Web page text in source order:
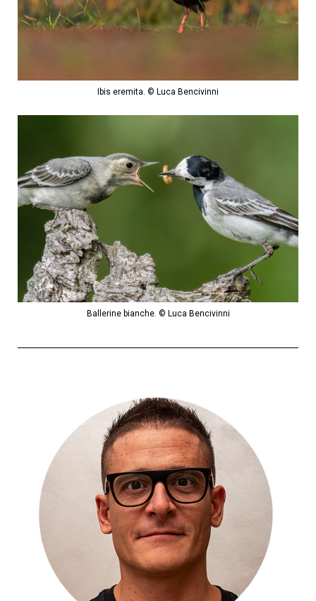
Ibis eremita. © Luca Bencivinni
Ballerine bianche. © Luca Bencivinni